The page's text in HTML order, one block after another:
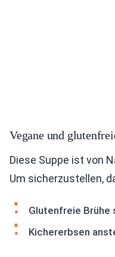
Vegane und
Diese Suppe ist von
Um sicherzustellen,
Glutenfreie Brühe
Kichererbsen